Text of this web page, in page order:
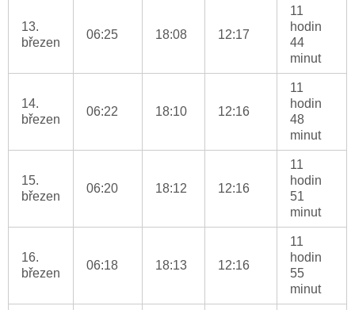
13.
březen
06:25 18:08 12:17
11
hodin
44
minut
14.
březen
06:22 18:10 12:16
11
hodin
48
minut
15.
březen
06:20 18:12 12:16
11
hodin
51
minut
16.
březen
06:18 18:13 12:16
11
hodin
55
minut